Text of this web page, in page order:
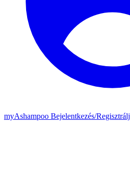
myAshampoo Bejelentkezés/Regisztrálj